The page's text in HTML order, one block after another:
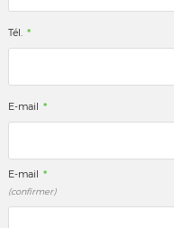
Tél. *
E-mail *
E-mail *
(confirmer)